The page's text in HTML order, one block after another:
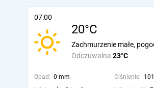
07:00
20°C
Odczuwalna 23°C
Zachmurzenie małe,
Opad: 0 mm Ciśnienie: